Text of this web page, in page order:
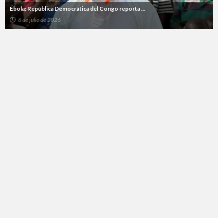
Ébola: República Democrática del Congo reporta ...
6 de julio de 2026